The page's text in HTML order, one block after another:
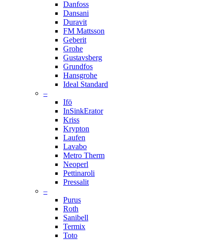
Danfoss
Dansani
Duravit
FM Mattsson
Geberit
Grohe
Gustavsberg
Grundfos
Hansgrohe
Ideal Standard
–
Ifö
InSinkErator
Kriss
Krypton
Laufen
Lavabo
Metro Therm
Neoperl
Pettinaroli
Pressalit
–
Purus
Roth
Sanibell
Termix
Toto